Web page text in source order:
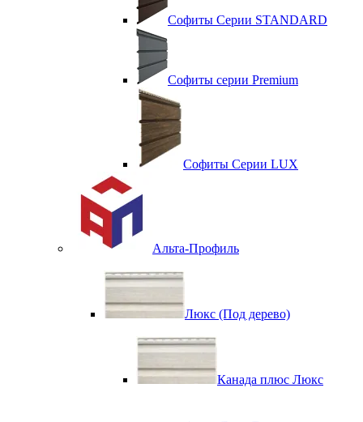
Софиты Серии STANDARD
Софиты серии Premium
Софиты Серии LUX
Альта-Профиль
Люкс (Под дерево)
Канада плюс Люкс